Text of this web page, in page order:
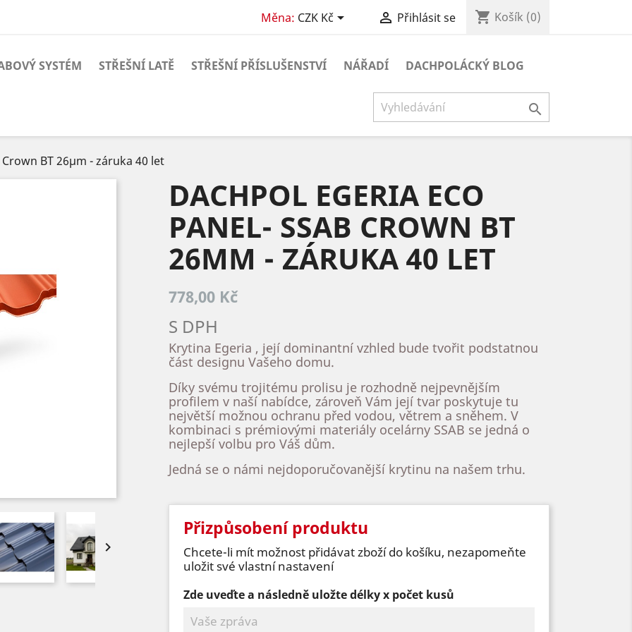
Měna: CZK Kč  Přihlásit se shopping_cart Košík (0)
SYSTÉM STŘEŠNÍ LATĚ STŘEŠNÍ PŘÍSLUŠENSTVÍ NÁŘADÍ DACHPOLÁCKÝ BLOG

Crown BT 26µm - záruka 40 let

DACHPOL EGERIA ECO
PANEL- SSAB CROWN BT
26ΜM - ZÁRUKA 40 LET
778,00 Kč
S DPH
Krytina Egeria , její dominantní vzhled bude tvořit podstatnou
část designu Vašeho domu.
Díky svému trojitému prolisu je rozhodně nejpevnějším
profilem v naší nabídce, zároveň Vám její tvar poskytuje tu
největší možnou ochranu před vodou, větrem a sněhem. V
kombinaci s prémiovými materiály ocelárny SSAB se jedná o
nejlepší volbu pro Váš dům.
Jedná se o námi nejdoporučovanější krytinu na našem trhu.
Přizpůsobení produktu
Chcete-li mít možnost přidávat zboží do košíku, nezapomeňte
uložit své vlastní nastavení
Zde uveďte a následně uložte délky x počet kusů